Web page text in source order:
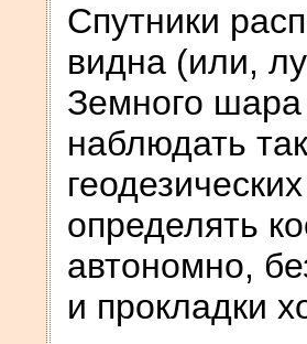
Спутники
видна (или,
Земного
наблюдать
определять
автономно,
и прокладки